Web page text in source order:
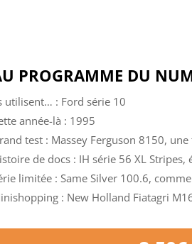
PROGRAMME DU
utilisent… : Ford série 10
année-là : 1995
test : Massey Ferguson 8150,
de docs : IH série 56 XL
limitée : Same Silver 100.6,
: New Holland Fiatagri